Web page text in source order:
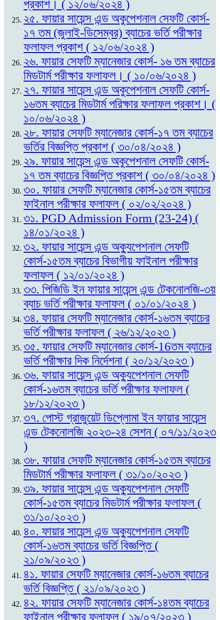
প্রকাশ। ( ১২/০৬/২০২৪ )
২৫. ফায়ার সায়েন্স এন্ড অকুপেশনাল সেফটি কোর্স-
১৭ তম (জুলাই-ডিসেম্বর) ব্যাচের ভর্তি পরীক্ষার
ফলাফল প্রকাশ ( ১২/০৬/২০২৪ )
২৬. ফায়ার সেফটি ম্যানেজার কোর্স- ১৬ তম ব্যাচের
মিডটার্ম পরীক্ষার ফলাফল। ( ১০/০৬/২০২৪ )
২৭. ফায়ার সায়েন্স এন্ড অকুপেশনাল সেফটি কোর্স-
১৬তম ব্যাচের মিডটার্ম পরিক্ষার ফলাফল প্রকাশ। (
১০/০৬/২০২৪ )
২৮. ফায়ার সেফটি ম্যানেজার কোর্স-১৭ তম ব্যাচের
ভর্তির বিজ্ঞপ্তি প্রকাশ ( ৩০/০৪/২০২৪ )
২৯. ফায়ার সায়েন্স এন্ড অকুপেশনাল সেফটি কোর্স-
১৭ তম ব্যাচের বিজ্ঞপ্তি প্রকাশ ( ৩০/০৪/২০২৪ )
৩০. ফায়ার সেফটি ম্যানেজার কোর্স-১৫তম ব্যাচের
ফাইনাল পরীক্ষার ফলাফল ( ০২/০২/২০২৪ )
৩১. PGD Admission Form (23-24) (
১৪/০১/২০২৪ )
৩২. ফায়ার সায়েন্স এন্ড অক্যুপেশনাল সেফটি
কোর্স-১৫তম ব্যাচের বিভাগীয় ফাইনাল পরীক্ষার
ফলাফল ( ১২/০১/২০২৪ )
৩৩. পিজিডি ইন ফায়ার সায়েন্স এন্ড টেকনোলজি-৩য়
ব্যাচ ভর্তি পরীক্ষার ফলাফল ( ০১/০১/২০২৪ )
৩৪. ফায়ার সেফটি ম্যানেজার কোর্স-১৬তম ব্যাচের
ভর্তি পরীক্ষার ফলাফল ( ২৬/১২/২০২৩ )
৩৫. ফায়ার সেফটি ম্যানেজার কোর্স-16তম ব্যাচের
ভর্তি পরীক্ষার দিক নির্দেশনা ( ২০/১২/২০২৩ )
৩৬. ফায়ার সায়েন্স এন্ড অক্যুপেশনাল সেফটি
কোর্স-১৬তম ব্যাচের ভর্তি পরীক্ষার ফলাফল (
১৮/১২/২০২৩ )
৩৭. পোস্ট গ্রাজুয়েট ডিপ্লোমা ইন ফায়ার সায়েন্স
এন্ড টেকনোলজি ২০২৩-২৪ সেশন ( ০৭/১১/২০২৩
)
৩৮. ফায়ার সেফটি ম্যানেজার কোর্স-১৫তম ব্যাচের
মিডটার্ম পরীক্ষার ফলাফল ( ৩১/১০/২০২৩ )
৩৯. ফায়ার সায়েন্স এন্ড অক্যুপেশনাল সেফটি
কোর্স-১৫তম ব্যাচের মিডটার্ম পরীক্ষার ফলাফল (
৩১/১০/২০২৩ )
৪০. ফায়ার সায়েন্স এন্ড অক্যুপেশনাল সেফটি
কোর্স-১৬তম ব্যাচের ভর্তি বিজ্ঞপ্তি (
২১/০৯/২০২৩ )
৪১. ফায়ার সেফটি ম্যানেজার কোর্স-১৬তম ব্যাচের
ভর্তি বিজ্ঞপ্তি ( ২১/০৯/২০২৩ )
৪২. ফায়ার সেফটি ম্যানেজার কোর্স-১৪তম ব্যাচের
ফাইনাল পরীক্ষার ফলাফল ( ১৯/০৭/২০২৩ )